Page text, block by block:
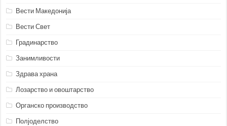
Вести Македонија
Вести Свет
Градинарство
Занимливости
Здрава храна
Лозарство и овоштарство
Органско производство
Полјоделство